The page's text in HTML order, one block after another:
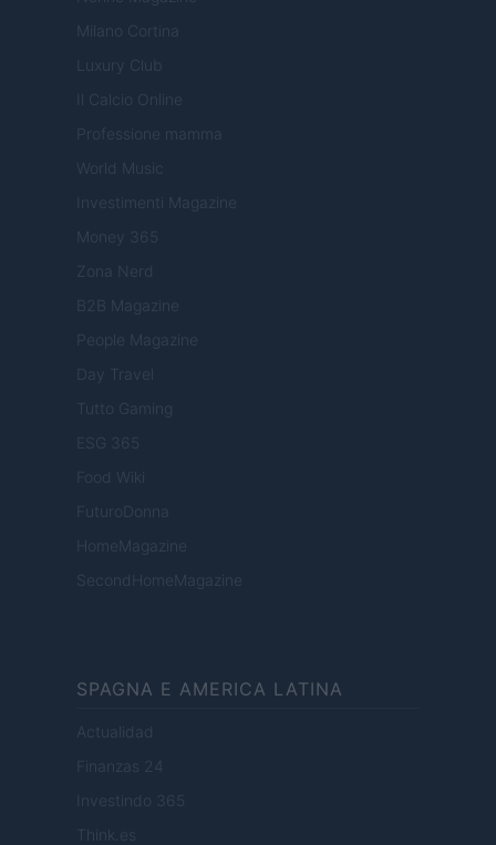
Milano Cortina
Luxury Club
Il Calcio Online
Professione mamma
World Music
Investimenti Magazine
Money 365
Zona Nerd
B2B Magazine
People Magazine
Day Travel
Tutto Gaming
ESG 365
Food Wiki
FuturoDonna
HomeMagazine
SecondHomeMagazine
SPAGNA E AMERICA LATINA
Actualidad
Finanzas 24
Investindo 365
Think.es